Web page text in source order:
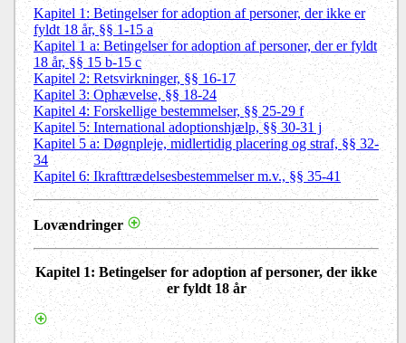
Kapitel 1: Betingelser for adoption af personer, der ikke er
fyldt 18 år, §§ 1-15 a
Kapitel 1 a: Betingelser for adoption af personer, der er fyldt
18 år, §§ 15 b-15 c
Kapitel 2: Retsvirkninger, §§ 16-17
Kapitel 3: Ophævelse, §§ 18-24
Kapitel 4: Forskellige bestemmelser, §§ 25-29 f
Kapitel 5: International adoptionshjælp, §§ 30-31 j
Kapitel 5 a: Døgnpleje, midlertidig placering og straf, §§ 32-
34
Kapitel 6: Ikrafttrædelsesbestemmelser m.v., §§ 35-41
Lovændringer
Kapitel 1: Betingelser for adoption af personer, der ikke
er fyldt 18 år